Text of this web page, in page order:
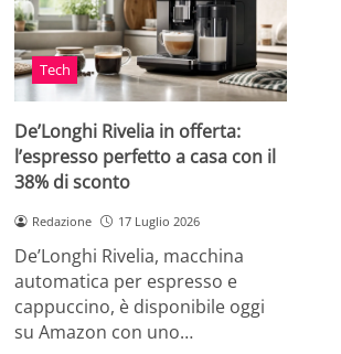
Tech
De’Longhi Rivelia in offerta:
l’espresso perfetto a casa con il
38% di sconto
Redazione 17 Luglio 2026
De’Longhi Rivelia, macchina
automatica per espresso e
cappuccino, è disponibile oggi
su Amazon con uno…